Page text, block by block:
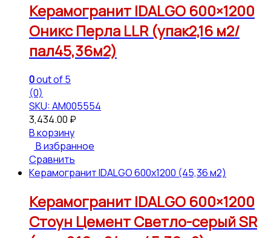
Керамогранит IDALGO 600×1200
Оникс Перла LLR (упак2,16 м2/
пал45,36м2)
0out of 5
(0)
SKU: АМ005554
3,434.00 ₽
В корзину
В избранное
Сравнить
Керамогранит IDALGO 600x1200 (45,36 м2)
Керамогранит IDALGO 600×1200
Стоун Цемент Светло-серый SR